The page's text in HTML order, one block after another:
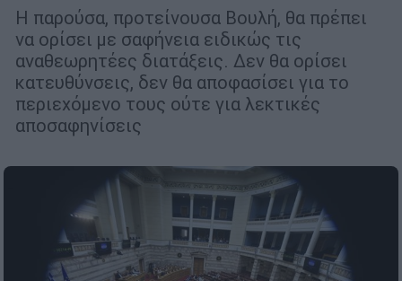
Η παρούσα, προτείνουσα Βουλή, θα πρέπει
να ορίσει με σαφήνεια ειδικώς τις
αναθεωρητέες διατάξεις. Δεν θα ορίσει
κατευθύνσεις, δεν θα αποφασίσει για το
περιεχόμενο τους ούτε για λεκτικές
αποσαφηνίσεις